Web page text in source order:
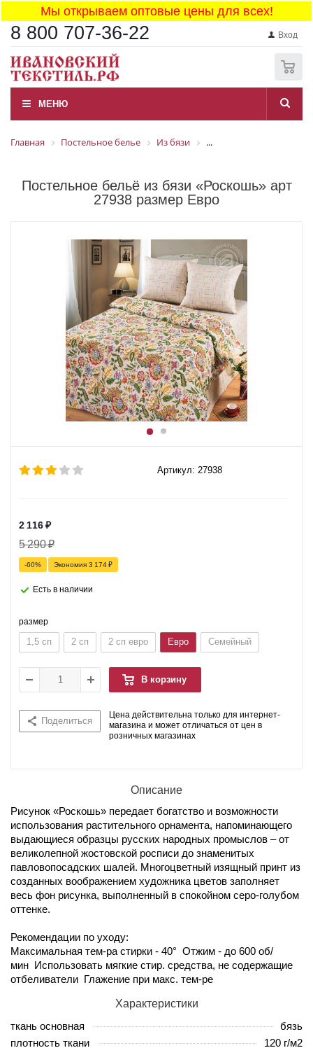
Мы открываем оптовые цены для всех!
8 800 707-36-22 Вход
МЕНЮ
Главная Постельное белье Из бязи ...
Постельное бельё из бязи «Роскошь» арт
27938 размер Евро
Артикул: 27938
2 116₽
5 290₽
-60% Экономия 3 174₽
Есть в наличии
размер
1,5 сп 2 сп 2 сп евро Евро Семейный
В корзину
Поделиться
Цена действительна только для интернет-
магазина и может отличаться от цен в
розничных магазинах
Описание
Рисунок «Роскошь» передает богатство и возможности
использования растительного орнамента, напоминающего
выдающиеся образцы русских народных промыслов – от
великолепной жостовской росписи до знаменитых
павловопосадских шалей. Многоцветный изящный принт из
созданных воображением художника цветов заполняет
весь фон рисунка, выполненный в спокойном серо-голубом
оттенке.
Рекомендации по уходу:
Максимальная тем-ра стирки - 40° Отжим - до 600 об/
мин Использовать мягкие стир. средства, не содержащие
отбеливатели Глажение при макс. тем-ре
Характеристики
ткань основная
бязь
плотность ткани
120 г/м2